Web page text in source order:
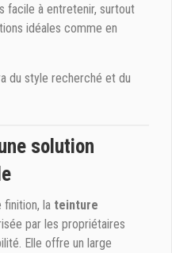
facile à entretenir, surtout
idéales comme en
du style recherché et du
solution
la teinture
par les propriétaires
Elle offre un large